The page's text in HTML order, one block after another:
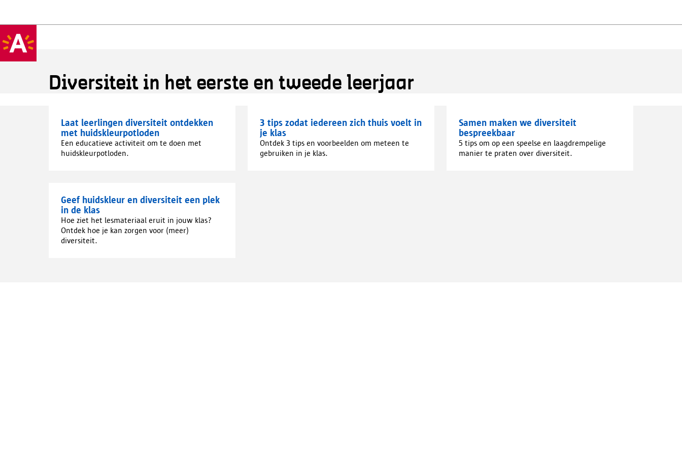
Diversiteit in het eerste en tweede leerjaar
Laat leerlingen diversiteit ontdekken
met huidskleurpotloden
Een educatieve activiteit om te doen met
huidskleurpotloden.
3 tips zodat iedereen zich thuis voelt in
je klas
Ontdek 3 tips en voorbeelden om meteen te
gebruiken in je klas.
Samen maken we diversiteit
bespreekbaar
5 tips om op een speelse en laagdrempelige
manier te praten over diversiteit.
Geef huidskleur en diversiteit een plek
in de klas
Hoe ziet het lesmateriaal eruit in jouw klas?
Ontdek hoe je kan zorgen voor (meer)
diversiteit.